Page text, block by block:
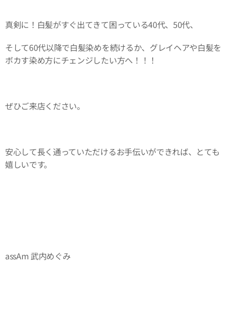
真剣に！白髪がすぐ出てきて困っている40代、50代、
そして60代以降で白髪染めを続けるか、グレイヘアや白髪を
ボカす染め方にチェンジしたい方へ！！！
ぜひご来店ください。
安心して長く通っていただけるお手伝いができれば、とても
嬉しいです。
assAm 武内めぐみ